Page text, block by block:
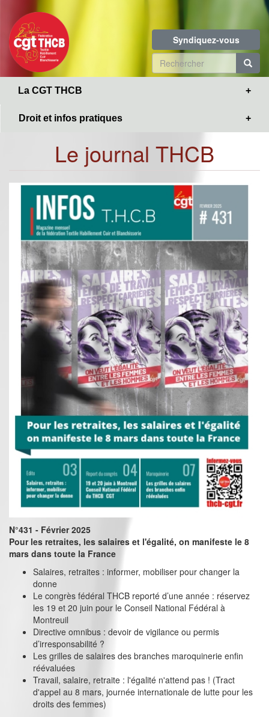
contenu
principal
Syndiquez-vous
Formulaire
de
La CGT THCB
Droit et infos pratiques
Le journal THCB
N°431 - Février 2025
Pour les retraites, les salaires et l'égalité, on manifeste le 8
mars dans toute la France
Salaires, retraites : informer, mobiliser pour changer la
donne
Le congrès fédéral THCB reporté d’une année : réservez
les 19 et 20 juin pour le Conseil National Fédéral à
Montreuil
Directive omnibus : devoir de vigilance ou permis
d’irresponsabilité ?
Les grilles de salaires des branches maroquinerie enfin
réévaluées
Travail, salaire, retraite : l'égalité n'attend pas ! (Tract
d'appel au 8 mars, journée internationale de lutte pour les
droits des femmes)